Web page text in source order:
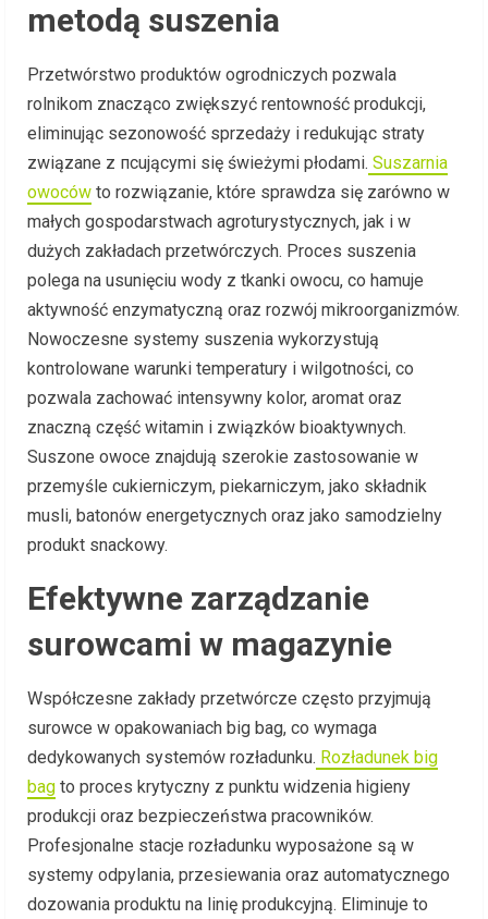
metodą suszenia
Przetwórstwo produktów ogrodniczych pozwala
rolnikom znacząco zwiększyć rentowność produkcji,
eliminując sezonowość sprzedaży i redukując straty
związane z псującymi się świeżymi płodami. Suszarnia
owoców to rozwiązanie, które sprawdza się zarówno w
małych gospodarstwach agroturystycznych, jak i w
dużych zakładach przetwórczych. Proces suszenia
polega na usunięciu wody z tkanki owocu, co hamuje
aktywność enzymatyczną oraz rozwój mikroorganizmów.
Nowoczesne systemy suszenia wykorzystują
kontrolowane warunki temperatury i wilgotności, co
pozwala zachować intensywny kolor, aromat oraz
znaczną część witamin i związków bioaktywnych.
Suszone owoce znajdują szerokie zastosowanie w
przemyśle cukierniczym, piekarniczym, jako składnik
musli, batonów energetycznych oraz jako samodzielny
produkt snackowy.
Efektywne zarządzanie
surowcami w magazynie
Współczesne zakłady przetwórcze często przyjmują
surowce w opakowaniach big bag, co wymaga
dedykowanych systemów rozładunku. Rozładunek big
bag to proces krytyczny z punktu widzenia higieny
produkcji oraz bezpieczeństwa pracowników.
Profesjonalne stacje rozładunku wyposażone są w
systemy odpylania, przesiewania oraz automatycznego
dozowania produktu na linię produkcyjną. Eliminuje to